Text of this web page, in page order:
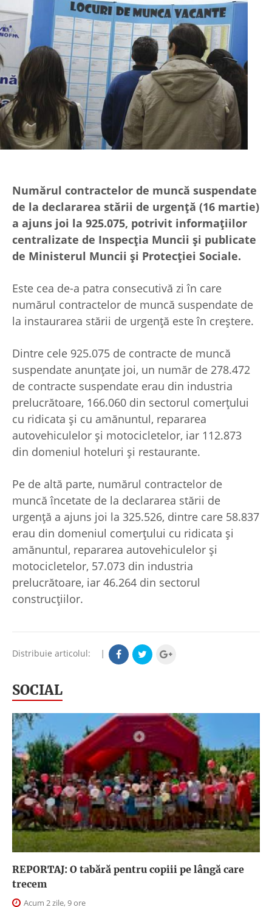
Numărul contractelor de muncă suspendate
de la declararea stării de urgenţă (16 martie)
a ajuns joi la 925.075, potrivit informaţiilor
centralizate de Inspecţia Muncii şi publicate
de Ministerul Muncii şi Protecţiei Sociale.
Este cea de-a patra consecutivă zi în care
numărul contractelor de muncă suspendate de
la instaurarea stării de urgenţă este în creştere.
Dintre cele 925.075 de contracte de muncă
suspendate anunţate joi, un număr de 278.472
de contracte suspendate erau din industria
prelucrătoare, 166.060 din sectorul comerţului
cu ridicata şi cu amănuntul, repararea
autovehiculelor şi motocicletelor, iar 112.873
din domeniul hoteluri şi restaurante.
Pe de altă parte, numărul contractelor de
muncă încetate de la declararea stării de
urgenţă a ajuns joi la 325.526, dintre care 58.837
erau din domeniul comerţului cu ridicata şi
amănuntul, repararea autovehiculelor şi
motocicletelor, 57.073 din industria
prelucrătoare, iar 46.264 din sectorul
construcţiilor.
Distribuie articolul: |
SOCIAL
REPORTAJ: O tabără pentru copiii pe lângă care
trecem
Acum 2 zile, 9 ore